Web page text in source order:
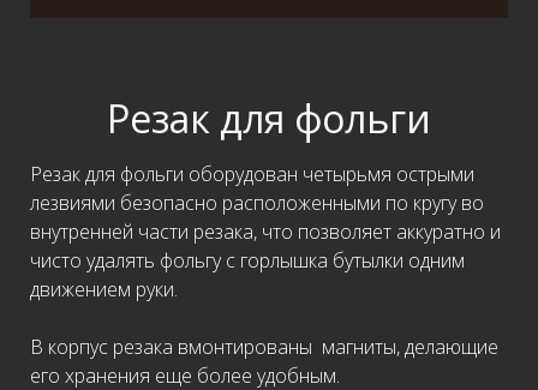
Резак для фольги
Резак для фольги оборудован четырьмя острыми
лезвиями безопасно расположенными по кругу во
внутренней части резака, что позволяет аккуратно и
чисто удалять фольгу с горлышка бутылки одним
движением руки.
В корпус резака вмонтированы магниты, делающие
его хранения еще более удобным.